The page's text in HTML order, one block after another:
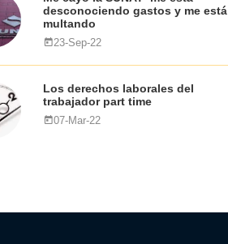
desconociendo gastos y me está
multando
23-Sep-22
Los derechos laborales del
trabajador part time
07-Mar-22